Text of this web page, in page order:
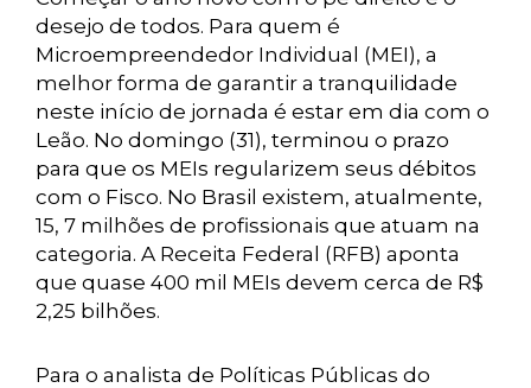
desejo de todos. Para quem é
Microempreendedor Individual (MEI), a
melhor forma de garantir a tranquilidade
neste início de jornada é estar em dia com o
Leão. No domingo (31), terminou o prazo
para que os MEIs regularizem seus débitos
com o Fisco. No Brasil existem, atualmente,
15, 7 milhões de profissionais que atuam na
categoria. A Receita Federal (RFB) aponta
que quase 400 mil MEIs devem cerca de R$
2,25 bilhões.
Para o analista de Políticas Públicas do